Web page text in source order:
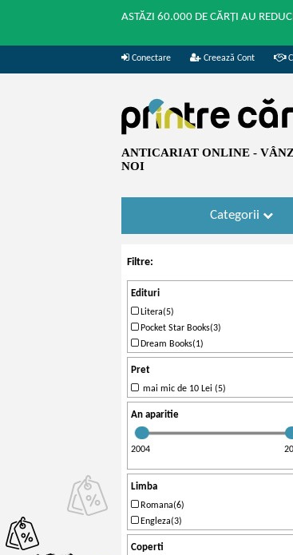
ASTĂZI 60.000 DE CĂRȚI AU
Conectare Creează Cont
ANTICARIAT ONLINE -
NOI
Categorii
Filtre:
Edituri
Litera(5)
Pocket Star Books(3)
Dream Books(1)
Pret
mai mic de 10 Lei (5)
An aparitie
2004
Limba
Romana(6)
Engleza(3)
Coperti